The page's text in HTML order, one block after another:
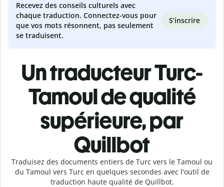
Recevez des conseils culturels avec
chaque traduction. Connectez-vous pour
que vos mots résonnent, pas seulement
se traduisent.
S’inscrire
Un traducteur Turc-
Tamoul de qualité
supérieure, par
Quillbot
Traduisez des documents entiers de Turc vers le Tamoul ou
du Tamoul vers Turc en quelques secondes avec l'outil de
traduction haute qualité de Quillbot.